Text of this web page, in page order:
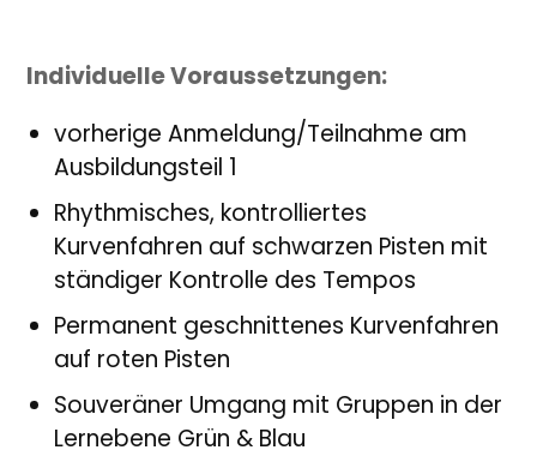
Individuelle Voraussetzungen:
vorherige Anmeldung/Teilnahme am
Ausbildungsteil 1
Rhythmisches, kontrolliertes
Kurvenfahren auf schwarzen Pisten mit
ständiger Kontrolle des Tempos
Permanent geschnittenes Kurvenfahren
auf roten Pisten
Souveräner Umgang mit Gruppen in der
Lernebene Grün & Blau